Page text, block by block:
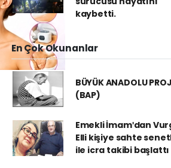
kaybetti.
En Çok Okunanlar
BÜYÜK ANADOLU
(BAP)
Emekli İmamʹdan
Elli kişiye sahte
ile icra takibi başlattı